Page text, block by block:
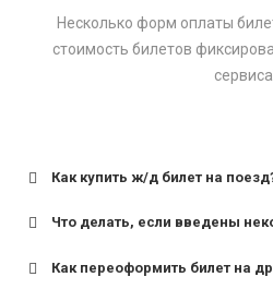
Несколько форм оплаты
стоимость билетов
Как купить ж/д билет на
Что делать, если введены
Как переоформить билет на